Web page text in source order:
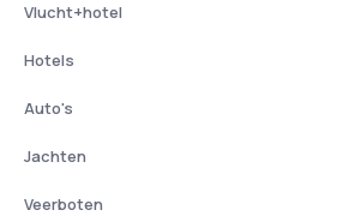
Vlucht+hotel
Hotels
Auto's
Jachten
Veerboten